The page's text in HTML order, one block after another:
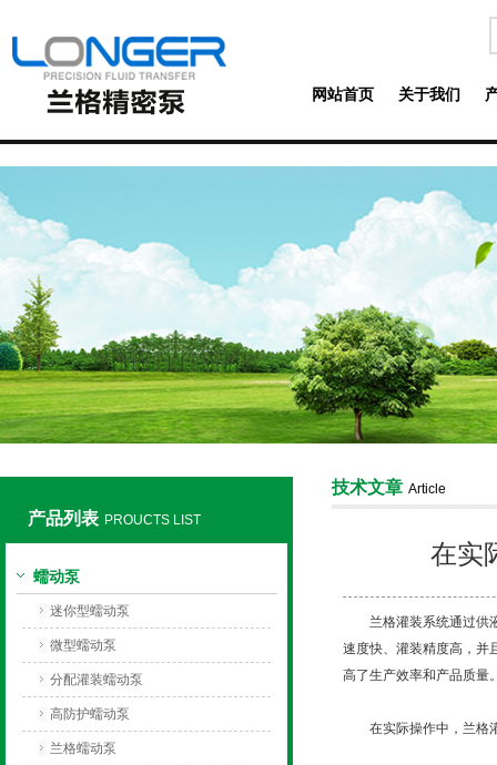
网站首页 关于我们
产品列表 PROUCTS LIST
蠕动泵
迷你型蠕动泵
微型蠕动泵
分配灌装蠕动泵
高防护蠕动泵
兰格蠕动泵
技术文章 Article
在实
兰格灌装系统通过供液
速度快、灌装精度高，并
高了生产效率和产品质量
在实际操作中，兰格